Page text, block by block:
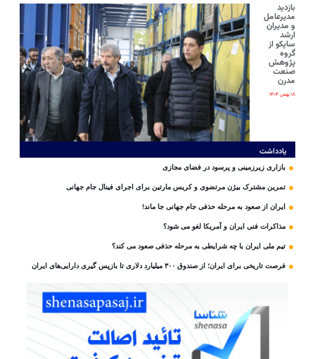
بازدید
مدیرعامل
و مدیران
ارشد
ساپکو از
گروه
پژوهش
صنعت
مدرن
۱۸ بهمن ۱۴۰۴
یادداشت
بازاری زیرزمینی و پرسود در فضای مجازی
تمرین مشترک بیژن مرتضوی و کریس مارتین برای اجرای فینال جام جهانی
ایران از صعود به مرحله حذفی جام جهانی جا ماند!
مذاکرات فنی ایران و آمریکا لغو می شود؟
تیم ملی ایران با چه شرایطی به مرحله حذفی صعود می کند؟
فرصت تاریخی برای ایران؛ از صندوق ۳۰۰ میلیارد دلاری تا بازپس گیری دارایی‌های ایران